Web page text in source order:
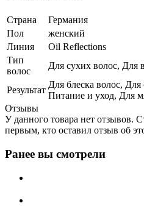
Страна
Германия
Пол
женский
Линия
Oil Reflections
Тип
волос
Для сухих волос, Для
Результат
Для блеска волос,
Питание и уход, Для
Отзывы
У данного товара нет отзывов.
первым, кто оставил отзыв об
Ранее вы смотрели